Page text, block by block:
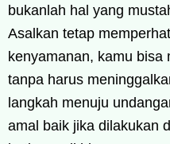
bukanlah hal yang
Asalkan tetap
kenyamanan, kamu bisa
tanpa harus
langkah menuju
amal baik jika dilakukan